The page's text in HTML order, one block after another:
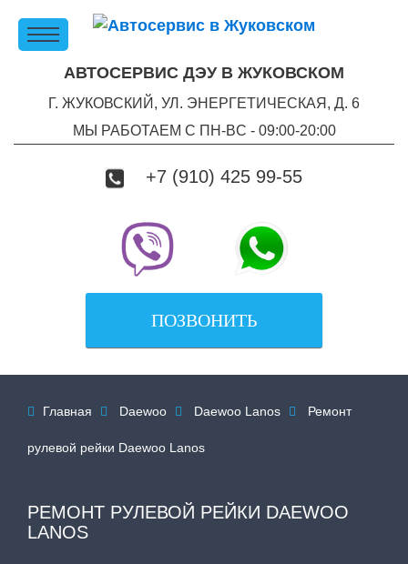
АВТОСЕРВИС ДЭУ В ЖУКОВСКОМ
Г. ЖУКОВСКИЙ, УЛ. ЭНЕРГЕТИЧЕСКАЯ, Д. 6
МЫ РАБОТАЕМ С ПН-ВC - 09:00-20:00
+7 (910) 425 99-55
ПОЗВОНИТЬ
 Главная  Daewoo  Daewoo Lanos  Ремонт
рулевой рейки Daewoo Lanos
РЕМОНТ РУЛЕВОЙ РЕЙКИ DAEWOO
LANOS